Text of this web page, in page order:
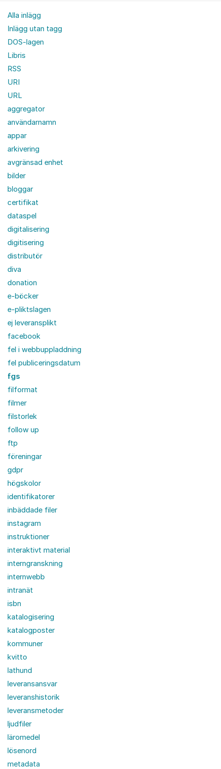
Alla inlägg
Inlägg utan tagg
DOS-lagen
Libris
RSS
URI
URL
aggregator
användarnamn
appar
arkivering
avgränsad enhet
bilder
bloggar
certifikat
dataspel
digitalisering
digitisering
distributör
diva
donation
e-böcker
e-pliktslagen
ej leveransplikt
facebook
fel i webbuppladdning
fel publiceringsdatum
fgs
filformat
filmer
filstorlek
follow up
ftp
föreningar
gdpr
högskolor
identifikatorer
inbäddade filer
instagram
instruktioner
interaktivt material
interngranskning
internwebb
intranät
isbn
katalogisering
katalogposter
kommuner
kvitto
lathund
leveransansvar
leveranshistorik
leveransmetoder
ljudfiler
läromedel
lösenord
metadata